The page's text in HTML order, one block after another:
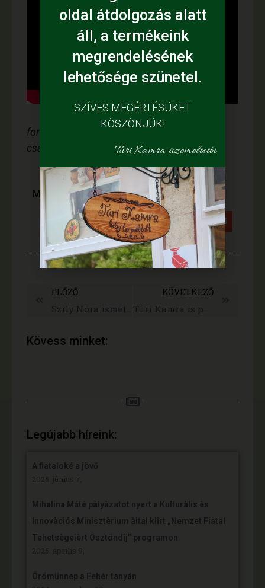
forrás: Mezőtúri Városi Televízió youtube
csatornája – 2020. 11. 02.
MEGOSZTÁS
ELŐZŐ KÖVETKEZŐ
Kövess minket:
Legújabb híreink:
A fiataloké a jövő
Mihalina Máté pàlyàzatot nyert a Kulturàlis ès
Innovàciós Minisztèrium àltal kiîrt „Nemzet Fiatal
Tehetsègeièrt Ösztöndîj” programon
Örömünnep a Fehér tanyán
oldal átdolgozás alatt
áll, a termékeink
megrendelésének
lehetősége szünetel.
SZÍVES MEGÉRTÉSÜKET
KÖSZÖNJÜK!
Túri Kamra üzemeltetői